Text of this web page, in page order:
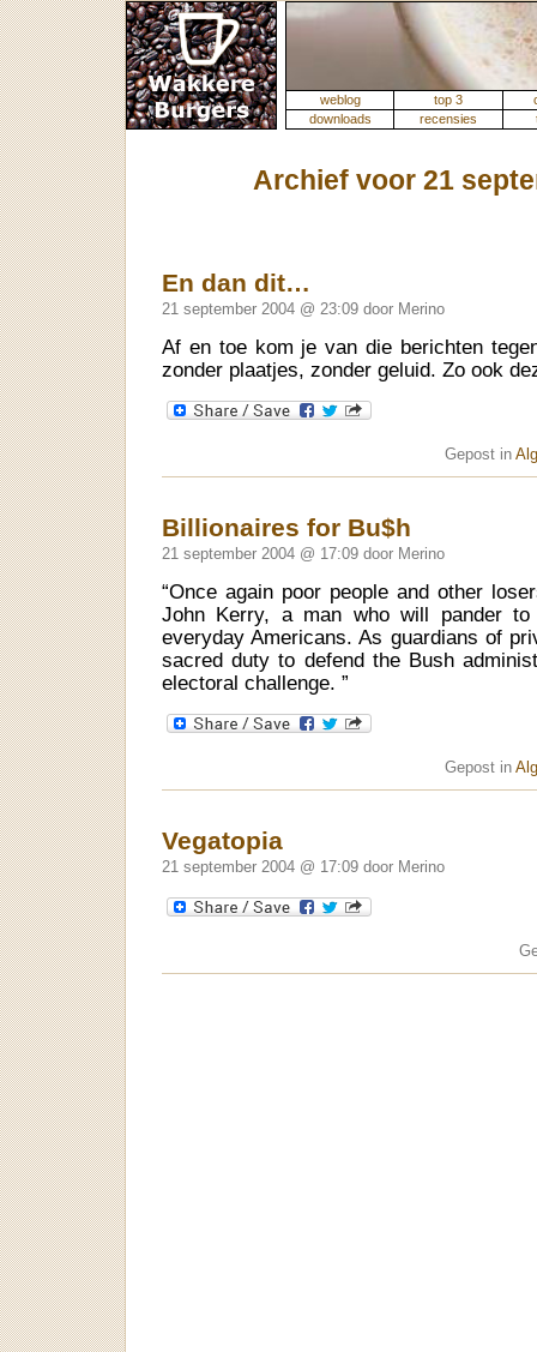
weblog top 3
downloads
recensies
Archief voor 21
En dan dit…
21 september 2004 @ 23:09 door Merino
Af en toe kom je van die berichten
zonder plaatjes, zonder geluid. Zo ook
Gepost in
Billionaires for Bu$h
21 september 2004 @ 17:09 door Merino
“Once again poor people and other
John Kerry, a man who will pander
everyday Americans. As guardians of
sacred duty to defend the Bush
electoral challenge. ”
Gepost in
Vegatopia
21 september 2004 @ 17:09 door Merino